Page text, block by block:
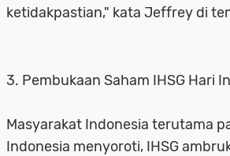
ketidakpastian," kata Jeffrey di
3. Pembukaan Saham IHSG Hari
Masyarakat Indonesia terutama
Indonesia menyoroti, IHSG